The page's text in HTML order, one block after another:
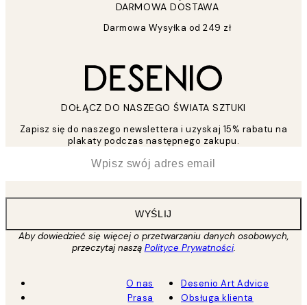
DARMOWA DOSTAWA
Darmowa Wysyłka od 249 zł
DOŁĄCZ DO NASZEGO ŚWIATA SZTUKI
Zapisz się do naszego newslettera i uzyskaj 15% rabatu na
plakaty podczas następnego zakupu.
WYŚLIJ
Aby dowiedzieć się więcej o przetwarzaniu danych osobowych,
przeczytaj naszą Polityce Prywatności.
O nas
Prasa
Desenio Art Advice
Obsługa klienta